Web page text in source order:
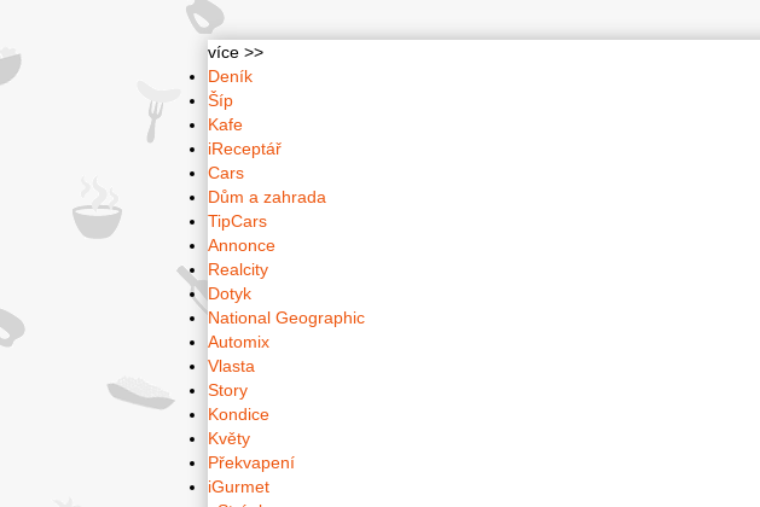
více >>
Deník
Šíp
Kafe
iReceptář
Cars
Dům a zahrada
TipCars
Annonce
Realcity
Dotyk
National Geographic
Automix
Vlasta
Story
Kondice
Květy
Překvapení
iGurmet